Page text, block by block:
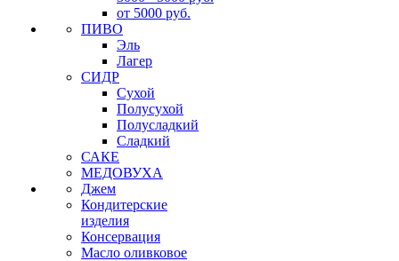
от 5000 руб.
ПИВО
Эль
Лагер
СИДР
Сухой
Полусухой
Полусладкий
Сладкий
САКЕ
МЕДОВУХА
Джем
Кондитерские
изделия
Консервация
Масло оливковое